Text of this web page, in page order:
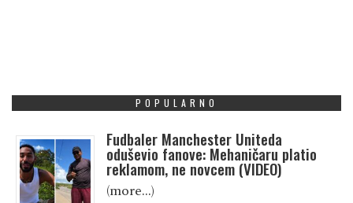
POPULARNO
Fudbaler Manchester Uniteda
oduševio fanove: Mehaničaru platio
reklamom, ne novcem (VIDEO)
(more…)